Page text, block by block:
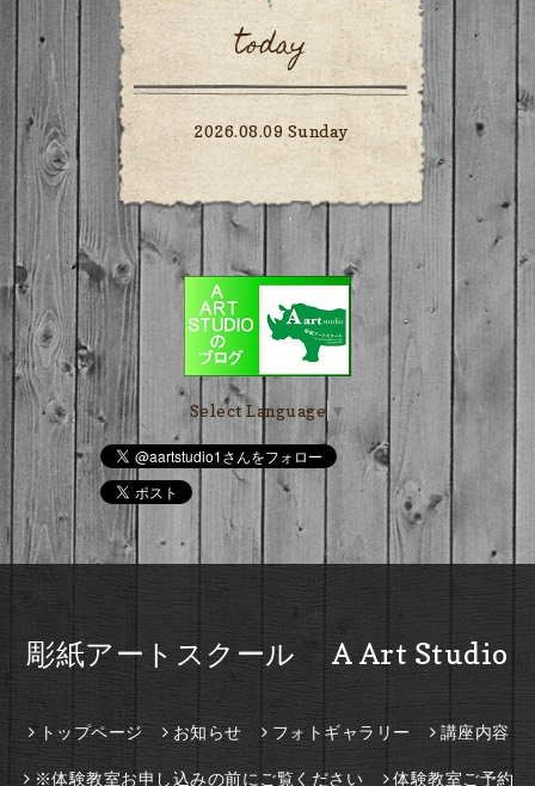
today
2026.08.09 Sunday
Select Language ▼
彫紙アートスクール A Art Studio
トップページ お知らせ フォトギャラリー 講座内容
※体験教室お申し込みの前にご覧ください 体験教室ご予約